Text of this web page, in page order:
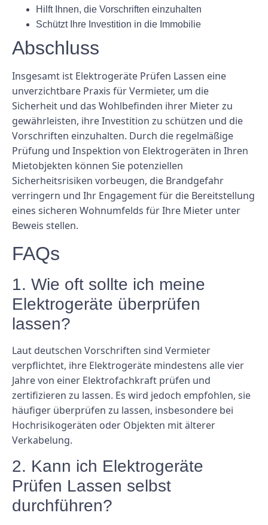
Hilft Ihnen, die Vorschriften einzuhalten
Schützt Ihre Investition in die Immobilie
Abschluss
Insgesamt ist Elektrogeräte Prüfen Lassen eine
unverzichtbare Praxis für Vermieter, um die
Sicherheit und das Wohlbefinden ihrer Mieter zu
gewährleisten, ihre Investition zu schützen und die
Vorschriften einzuhalten. Durch die regelmäßige
Prüfung und Inspektion von Elektrogeräten in Ihren
Mietobjekten können Sie potenziellen
Sicherheitsrisiken vorbeugen, die Brandgefahr
verringern und Ihr Engagement für die Bereitstellung
eines sicheren Wohnumfelds für Ihre Mieter unter
Beweis stellen.
FAQs
1. Wie oft sollte ich meine
Elektrogeräte überprüfen
lassen?
Laut deutschen Vorschriften sind Vermieter
verpflichtet, ihre Elektrogeräte mindestens alle vier
Jahre von einer Elektrofachkraft prüfen und
zertifizieren zu lassen. Es wird jedoch empfohlen, sie
häufiger überprüfen zu lassen, insbesondere bei
Hochrisikogeräten oder Objekten mit älterer
Verkabelung.
2. Kann ich Elektrogeräte
Prüfen Lassen selbst
durchführen?